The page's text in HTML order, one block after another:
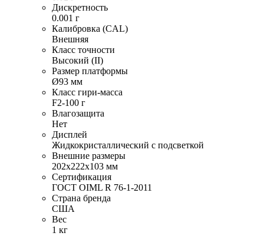
Дискретность
0.001 г
Калибровка (CAL)
Внешняя
Класс точности
Высокий (II)
Размер платформы
Ø93 мм
Класс гири-масса
F2-100 г
Влагозащита
Нет
Дисплей
Жидкокристаллический с подсветкой
Внешние размеры
202х222х103 мм
Сертификация
ГОСТ OIML R 76-1-2011
Страна бренда
США
Вес
1 кг